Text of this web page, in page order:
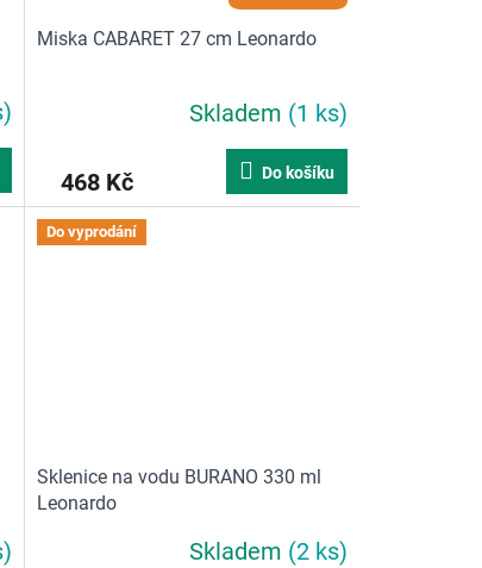
Miska CABARET 27 cm Leonardo
Skladem (1 ks)
468 Kč Do košíku
Do vyprodání
Sklenice na vodu BURANO 330 ml
Leonardo
Skladem (2 ks)